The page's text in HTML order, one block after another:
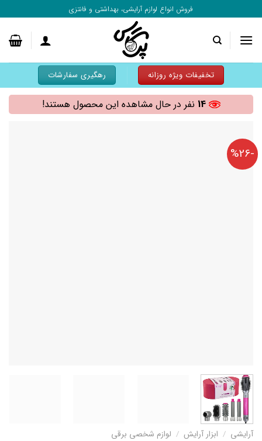
محتوا
بروید
فروش انواع لوازم آرایشی، بهداشتی و فانتزی
تخفیفات ویژه روزانه رهگیری سفارشات
14 نفر در حال مشاهده این محصول هستند!
-%26
آرایشی / ابزار آرایش / لوازم شخصی برقی